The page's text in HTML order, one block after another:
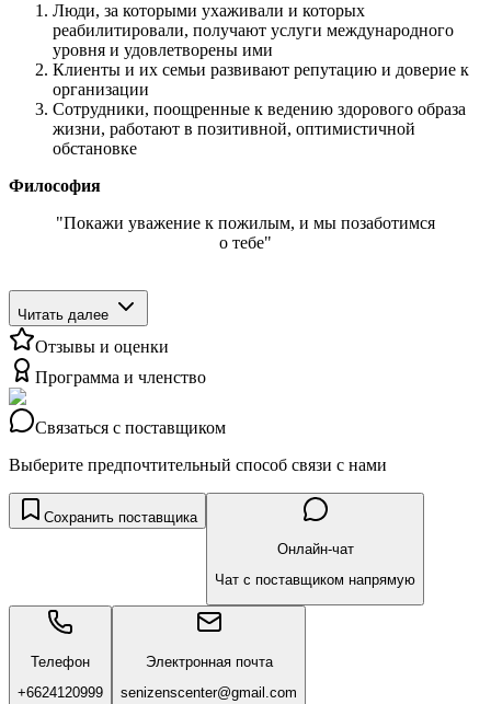
Люди, за которыми ухаживали и которых
реабилитировали, получают услуги международного
уровня и удовлетворены ими
Клиенты и их семьи развивают репутацию и доверие к
организации
Сотрудники, поощренные к ведению здорового образа
жизни, работают в позитивной, оптимистичной
обстановке
Философия
"Покажи уважение к пожилым, и мы позаботимся
о тебе"
Читать далее
Отзывы и оценки
Программа и членство
Связаться с поставщиком
Выберите предпочтительный способ связи с нами
Сохранить поставщика
Онлайн-чат
Чат с поставщиком напрямую
Телефон
+6624120999
Электронная почта
senizenscenter@gmail.com